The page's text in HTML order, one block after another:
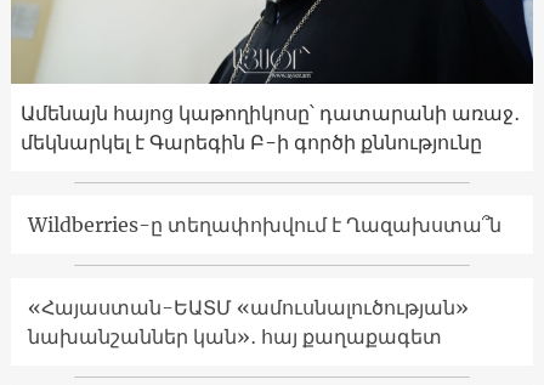
Ամենայն հայոց կաթողիկոսը՝ դատարանի առաջ․
մեկնարկել է Գարեգին Բ-ի գործի քննությունը
Wildberries-ը տեղափոխվում է Ղազախստա՞ն
«Հայաստան-ԵԱՏՄ «ամուսնալուծության»
նախանշաններ կան»․ հայ քաղաքագետ